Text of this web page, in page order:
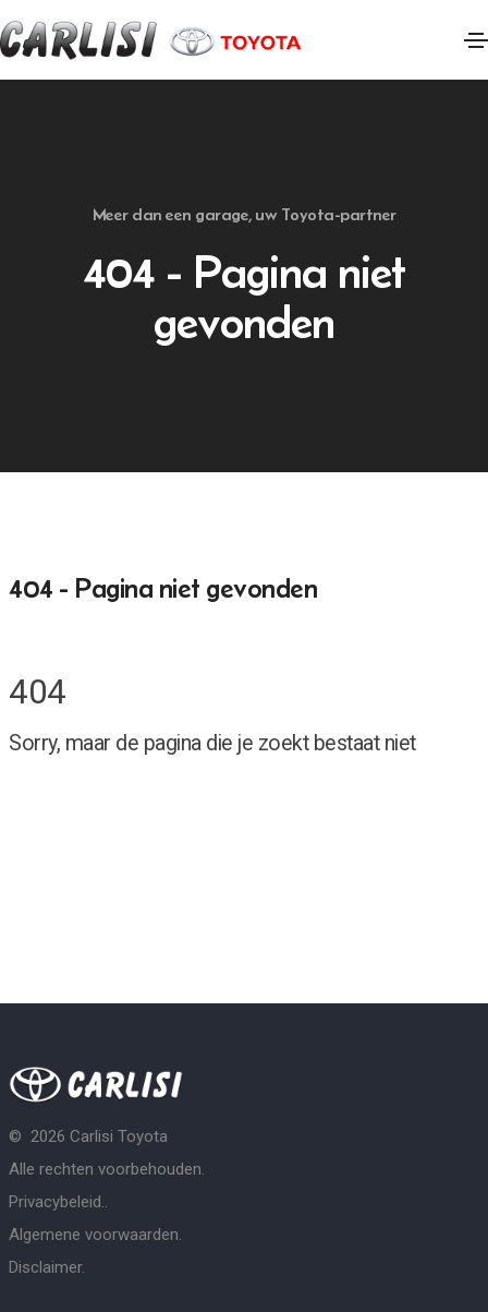
Meer dan een garage, uw Toyota-partner
404 - Pagina niet
gevonden
404 - Pagina niet gevonden
404
Sorry, maar de pagina die je zoekt bestaat niet
©2026 Carlisi Toyota
Alle rechten voorbehouden.
Privacybeleid..
Algemene voorwaarden.
Disclaimer.